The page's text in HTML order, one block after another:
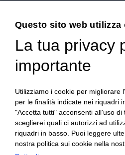
Copyright 2020© Regali
10022 Carmagnola (TO) - PIVA
Questo sito web utilizza
La tua privacy
importante
Utilizziamo i cookie per migliorare
per le finalità indicate nei riquadri
"Accetta tutti" acconsenti all'uso
sceglierei quali ci autorizzi ad
riquadri in basso. Puoi leggere
nostra politica sui cookie nella